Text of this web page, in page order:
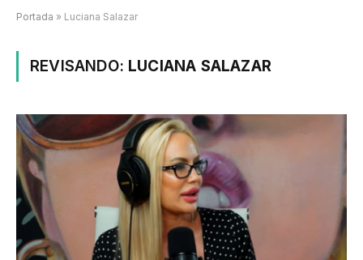
Portada » Luciana Salazar
REVISANDO: LUCIANA SALAZAR